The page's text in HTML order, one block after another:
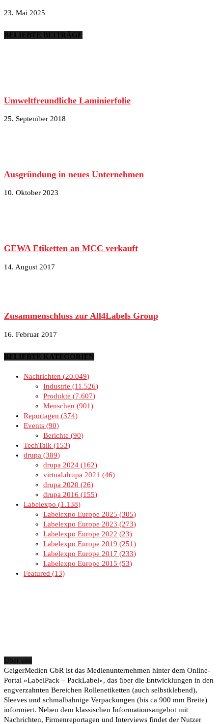
23. Mai 2025
BELIEBTE BEITRÄGE
Umweltfreundliche Laminierfolie
25. September 2018
Ausgründung in neues Unternehmen
10. Oktober 2023
GEWA Etiketten an MCC verkauft
14. August 2017
Zusammenschluss zur All4Labels Group
16. Februar 2017
BELIEBTE KATEGORIEN
Nachrichten
20.049
Industrie
11.526
Produkte
7.607
Menschen
901
Reportagen
374
Events 90
Berichte
90
TechTalk
153
drupa
389
drupa 2024
162
virtual.drupa 2021
46
drupa 2020
26
drupa 2016
155
Labelexpo
1.138
Labelexpo Europe 2025
305
Labelexpo Europe 2023
273
Labelexpo Europe 2022
23
Labelexpo Europe 2019
251
Labelexpo Europe 2017
233
Labelexpo Europe 2015
53
Featured
13
Über uns
GeigerMedien GbR ist das Medienunternehmen hinter dem Online-
Portal »LabelPack – PackLabel«, das über die Entwicklungen in den
engverzahnten Bereichen Rollenetiketten (auch selbstklebend),
Sleeves und schmalbahnige Verpackungen (bis ca 900 mm Breite)
informiert. Neben dem klassischen Informationsangebot mit
Nachrichten, Firmenreportagen und Interviews findet der Nutzer